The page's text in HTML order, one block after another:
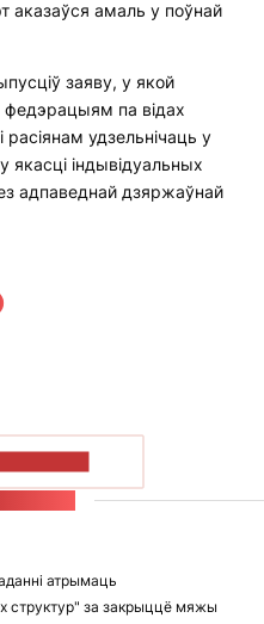
аказаўся амаль у поўнай
заяву, у якой
па відах
удзельнічаць у
якасці індывідуальных
адпаведнай дзяржаўнай
атрымаць
структур" за закрыццё мяжы